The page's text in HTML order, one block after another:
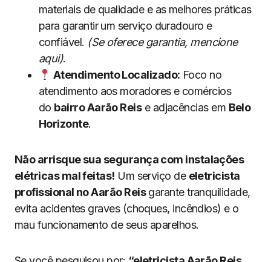
materiais de qualidade e as melhores práticas
para garantir um serviço duradouro e
confiável. (Se oferece garantia, mencione
aqui).
Atendimento Localizado: Foco no
atendimento aos moradores e comércios
do bairro Aarão Reise adjacências em Belo
Horizonte.
Não arrisque sua segurança com instalações
elétricas mal feitas! Um serviço de eletricista
profissional no Aarão Reisgarante tranquilidade,
evita acidentes graves (choques, incêndios) e o
mau funcionamento de seus aparelhos.